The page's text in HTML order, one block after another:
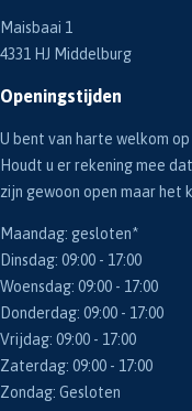
Maisbaai 1
4331 HJ Middelburg
Openingstijden
U bent van harte welkom
Houdt u er rekening mee dat
zijn gewoon open maar het
Maandag: gesloten*
Dinsdag: 09:00 - 17:00
Woensdag: 09:00 - 17:00
Donderdag: 09:00 - 17:00
Vrijdag: 09:00 - 17:00
Zaterdag: 09:00 - 17:00
Zondag: Gesloten